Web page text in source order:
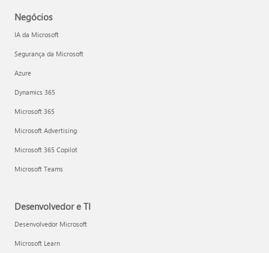
Negócios
IA da Microsoft
Segurança da Microsoft
Azure
Dynamics 365
Microsoft 365
Microsoft Advertising
Microsoft 365 Copilot
Microsoft Teams
Desenvolvedor e TI
Desenvolvedor Microsoft
Microsoft Learn